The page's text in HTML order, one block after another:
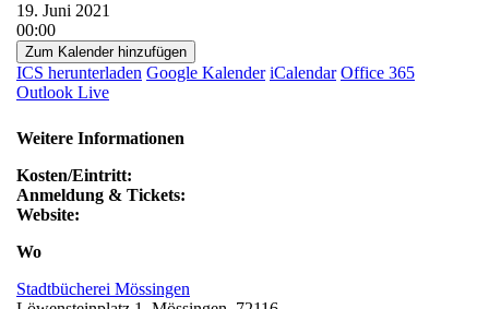
19. Juni 2021
00:00
Zum Kalender hinzufügen
ICS herunterladen Google Kalender iCalendar Office 365
Outlook Live
Weitere Informationen
Kosten/Eintritt:
Anmeldung & Tickets:
Website:
Wo
Stadtbücherei Mössingen